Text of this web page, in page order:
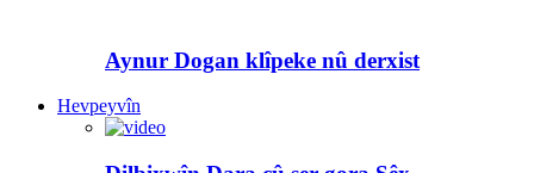
Aynur Dogan klîpeke nû derxist
Hevpeyvîn